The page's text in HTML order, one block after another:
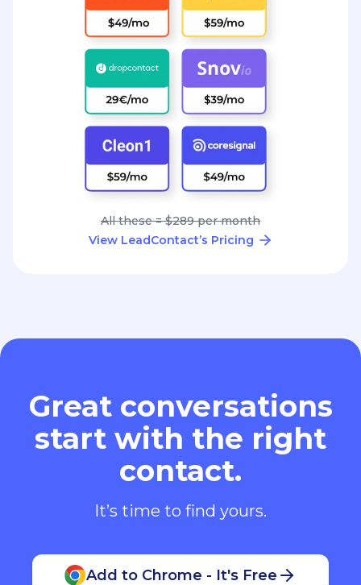
All these = $289 per month
View LeadContact’s Pricing
Great conversations
start with the right
contact.
It’s time to find yours.
Add to Chrome - It's Free